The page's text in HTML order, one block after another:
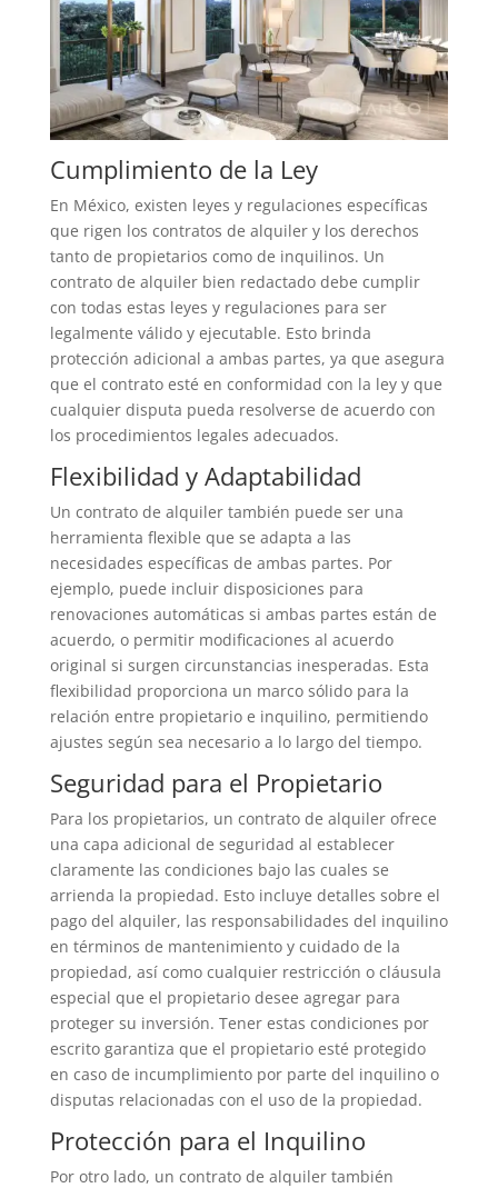
Cumplimiento de la Ley
En México, existen leyes y regulaciones específicas
que rigen los contratos de alquiler y los derechos
tanto de propietarios como de inquilinos. Un
contrato de alquiler bien redactado debe cumplir
con todas estas leyes y regulaciones para ser
legalmente válido y ejecutable. Esto brinda
protección adicional a ambas partes, ya que asegura
que el contrato esté en conformidad con la ley y que
cualquier disputa pueda resolverse de acuerdo con
los procedimientos legales adecuados.
Flexibilidad y Adaptabilidad
Un contrato de alquiler también puede ser una
herramienta flexible que se adapta a las
necesidades específicas de ambas partes. Por
ejemplo, puede incluir disposiciones para
renovaciones automáticas si ambas partes están de
acuerdo, o permitir modificaciones al acuerdo
original si surgen circunstancias inesperadas. Esta
flexibilidad proporciona un marco sólido para la
relación entre propietario e inquilino, permitiendo
ajustes según sea necesario a lo largo del tiempo.
Seguridad para el Propietario
Para los propietarios, un contrato de alquiler ofrece
una capa adicional de seguridad al establecer
claramente las condiciones bajo las cuales se
arrienda la propiedad. Esto incluye detalles sobre el
pago del alquiler, las responsabilidades del inquilino
en términos de mantenimiento y cuidado de la
propiedad, así como cualquier restricción o cláusula
especial que el propietario desee agregar para
proteger su inversión. Tener estas condiciones por
escrito garantiza que el propietario esté protegido
en caso de incumplimiento por parte del inquilino o
disputas relacionadas con el uso de la propiedad.
Protección para el Inquilino
Por otro lado, un contrato de alquiler también